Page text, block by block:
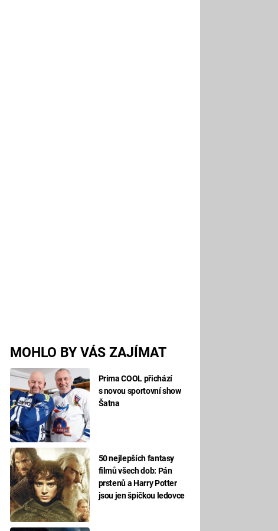
MOHLO BY VÁS ZAJÍMAT
Prima COOL přichází
s novou sportovní show
Šatna
50 nejlepších fantasy
filmů všech dob: Pán
prstenů a Harry Potter
jsou jen špičkou ledovce